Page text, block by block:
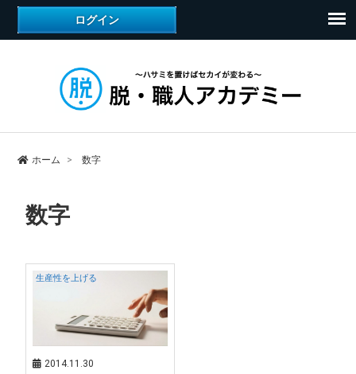
ホーム 数字
数字
生産性を上げる
2014.11.30